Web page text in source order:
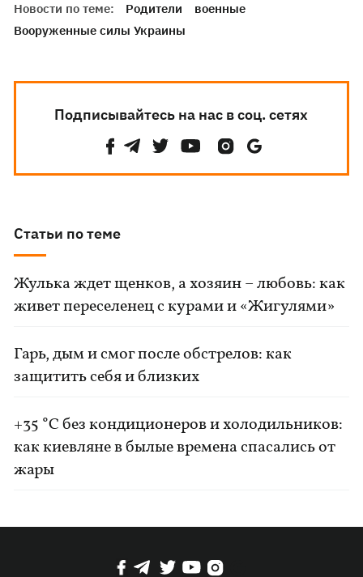
Новости по теме: Родители
военные
Вооруженные силы Украины
Подписывайтесь на нас в соц. сетях
Статьи по теме
Жулька ждет щенков, а хозяин – любовь: как
живет переселенец с курами и «Жигулями»
Гарь, дым и смог после обстрелов: как
защитить себя и близких
+35 °C без кондиционеров и холодильников:
как киевляне в былые времена спасались от
жары